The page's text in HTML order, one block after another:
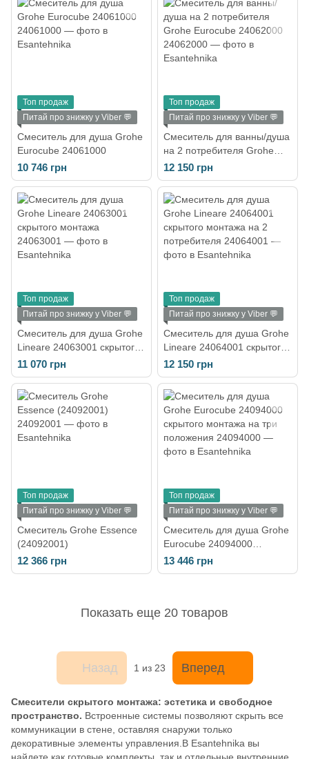
Топ продаж
Питай про знижку у Viber 💬
Смеситель для душа Grohe
Eurocube 24061000
10 746 грн
Топ продаж
Питай про знижку у Viber 💬
Смеситель для ванны/душа
на 2 потребителя Grohe
Eurocube 24062000
12 150 грн
Топ продаж
Питай про знижку у Viber 💬
Смеситель для душа Grohe
Lineare 24063001 скрытого
монтажа
11 070 грн
Топ продаж
Питай про знижку у Viber 💬
Смеситель для душа Grohe
Lineare 24064001 скрытого
монтажа на 2 потребителя
12 150 грн
Топ продаж
Питай про знижку у Viber 💬
Смеситель Grohe Essence
(24092001)
12 366 грн
Топ продаж
Питай про знижку у Viber 💬
Смеситель для душа Grohe
Eurocube 24094000
скрытого монтажа на три
положения
13 446 грн
Показать еще 20 товаров
Назад 1 из 23 Вперед
Смесители скрытого монтажа: эстетика и свободное
пространство. Встроенные системы позволяют скрыть все
коммуникации в стене, оставляя снаружи только
декоративные элементы управления.В Esantehnika вы